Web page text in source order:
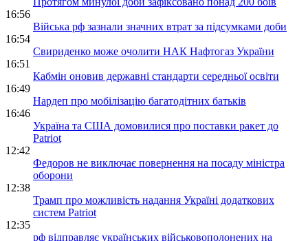
16:56
Війська рф зазнали значних втрат за підсумками доби
16:54
Свириденко може очолити НАК Нафтогаз України
16:51
Кабмін оновив державні стандарти середньої освіти
16:49
Нардеп про мобілізацію багатодітних батьків
16:46
Україна та США домовилися про поставки ракет до
Patriot
12:42
Федоров не виключає повернення на посаду міністра
оборони
12:38
Трамп про можливість надання Україні додаткових
систем Patriot
12:35
рф відправляє українських військовополонених на